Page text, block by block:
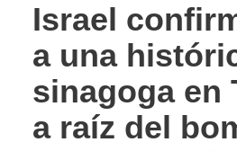
Israel
a una
sinagoga en
a raíz del